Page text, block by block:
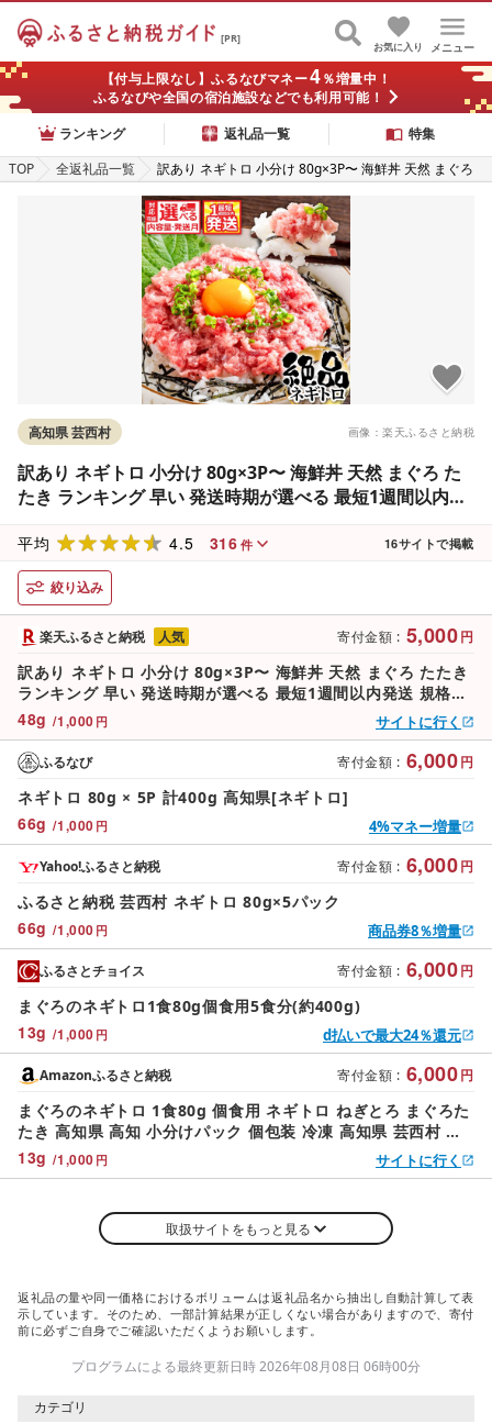
[PR]
メニュー
お気に入り
【付与上限なし】ふるなびマネー4％増量中！
ふるなびや全国の宿泊施設などでも利用可能！
ランキング
返礼品一覧
特集
TOP
全返礼品一覧
訳あり ネギトロ 小分け 80g×3P〜 海鮮丼 天然 まぐろ
たたき ランキング 早い 発送時期が選べる 最短1週間以
内発送 規格外 おいしい 5000円 7000円 お試し 便利 簡
単調理 冷凍 小分け 個包装 真空パック 高評価 不揃い 傷
早い すぐ届く スピード配送
画像：楽天ふるさと納税
高知県 芸西村
訳あり ネギトロ 小分け 80g×3P〜 海鮮丼 天然 まぐろ た
たき ランキング 早い 発送時期が選べる 最短1週間以内発
冷凍 小分け 個包装 真空パック 高評価 不揃い 傷 早い すぐ
届く スピード配送
平均 4.5 316 件 16サイトで掲載
絞り込み
寄付金額 : 5,000円
48g /1,000 円
楽天ふるさと納税
訳あり ネギトロ 小分け 80g×3P〜 海鮮丼 天然 まぐろ たたき
ランキング 早い 発送時期が選べる 最短1週間以内発送 規格外
おいしい 5000円 7000円 お試し 便利 簡単調理 冷凍 小分け 個
包装 真空パック 高評価 不揃い 傷 早い すぐ届く スピード配送
人気
サイトに行く
寄付金額 : 6,000円
66g /1,000 円
ふるなび
ネギトロ 80g × 5P 計400g 高知県[ネギトロ]
4%マネー増量
寄付金額 : 6,000円
66g /1,000 円
Yahoo!ふるさと納税
ふるさと納税 芸西村 ネギトロ 80g×5パック
商品券8％増量
寄付金額 : 6,000円
13g /1,000 円
ふるさとチョイス
まぐろのネギトロ1食80g個食用5食分(約400g)
d払いで最大24％還元
寄付金額 : 6,000円
13g /1,000 円
Amazonふるさと納税
まぐろのネギトロ 1食80g 個食用 ネギトロ ねぎとろ まぐろた
たき 高知県 高知 小分けパック 個包装 冷凍 高知県 芸西村 興
洋フリーズ (80g×5パック)
サイトに行く
取扱サイトをもっと見る
返礼品の量や同一価格におけるボリュームは返礼品名から抽出し自動計算して表
示しています。そのため、一部計算結果が正しくない場合がありますので、寄付
前に必ずご自身でご確認いただくようお願いします。
プログラムによる最終更新日時 2026年08月08日 06時00分
カテゴリ